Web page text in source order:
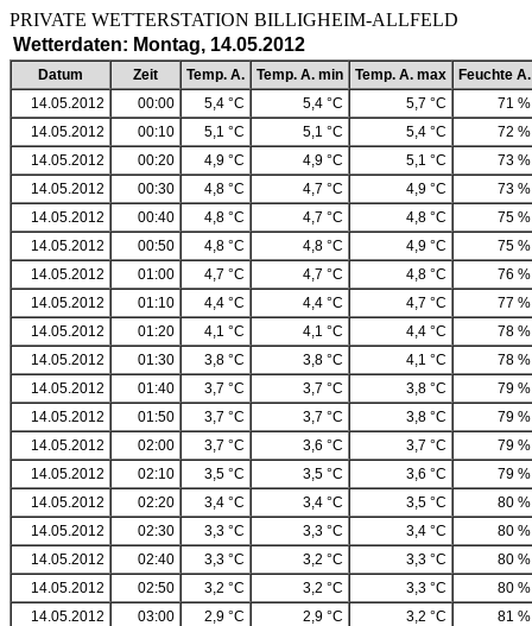
PRIVATE WETTERSTATION BILLIGHEIM-
Wetterdaten: Montag, 14.05.2012
Datum Zeit Temp. A. Temp. A. min Temp. A. max
Feuchte A.
14.05.2012
00:00 5,4 °C 5,4 °C 5,7 °C
71 %
14.05.2012
00:10 5,1 °C 5,1 °C 5,4 °C
72 %
14.05.2012
00:20 4,9 °C 4,9 °C 5,1 °C
73 %
14.05.2012
00:30 4,8 °C 4,7 °C 4,9 °C
73 %
14.05.2012
00:40 4,8 °C 4,7 °C 4,8 °C
75 %
14.05.2012
00:50 4,8 °C 4,8 °C 4,9 °C
75 %
14.05.2012
01:00 4,7 °C 4,7 °C 4,8 °C
76 %
14.05.2012
01:10 4,4 °C 4,4 °C 4,7 °C
77 %
14.05.2012
01:20 4,1 °C 4,1 °C 4,4 °C
78 %
14.05.2012
01:30 3,8 °C 3,8 °C 4,1 °C
78 %
14.05.2012
01:40 3,7 °C 3,7 °C 3,8 °C
79 %
14.05.2012
01:50 3,7 °C 3,7 °C 3,8 °C
79 %
14.05.2012
02:00 3,7 °C 3,6 °C 3,7 °C
79 %
14.05.2012
02:10 3,5 °C 3,5 °C 3,6 °C
79 %
14.05.2012
02:20 3,4 °C 3,4 °C 3,5 °C
80 %
14.05.2012
02:30 3,3 °C 3,3 °C 3,4 °C
80 %
14.05.2012
02:40 3,3 °C 3,2 °C 3,3 °C
80 %
14.05.2012
02:50 3,2 °C 3,2 °C 3,3 °C
80 %
14.05.2012
03:00 2,9 °C 2,9 °C 3,2 °C
81 %